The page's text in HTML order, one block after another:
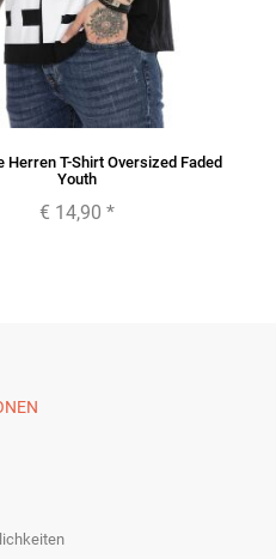
Herren T-Shirt Oversized Faded
Youth
€ 14,90 *